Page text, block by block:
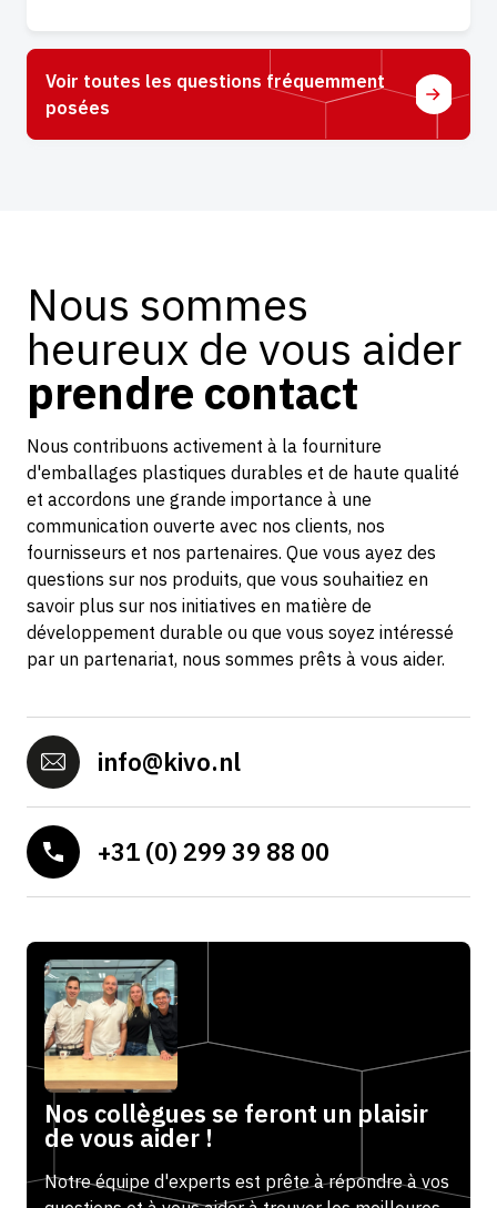
Voir toutes les questions fréquemment
posées
Nous sommes
heureux de vous aider
prendre contact
Nous contribuons activement à la fourniture
d'emballages plastiques durables et de haute qualité
et accordons une grande importance à une
communication ouverte avec nos clients, nos
fournisseurs et nos partenaires. Que vous ayez des
questions sur nos produits, que vous souhaitiez en
savoir plus sur nos initiatives en matière de
développement durable ou que vous soyez intéressé
par un partenariat, nous sommes prêts à vous aider.
info@kivo.nl
+31 (0) 299 39 88 00
Nos collègues se feront un plaisir
de vous aider !
Notre équipe d'experts est prête à répondre à vos